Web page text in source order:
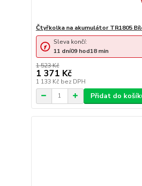
Čtyřkolka na akumulátor TR1805
1 523 Kč
1 371 Kč
1 133 Kč bez DPH
Sleva končí:
11 dní09 hod18min
Přidat do